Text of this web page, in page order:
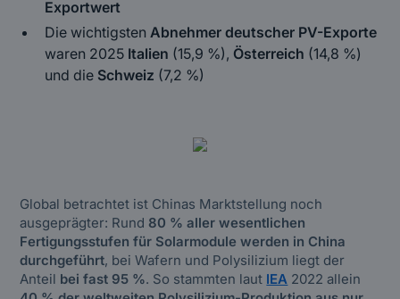
Exportwert
Die wichtigstenAbnehmer deutscher PV-Exporte
waren 2025 Italien (15,9 %), Österreich (14,8 %)
und die Schweiz (7,2 %)
Global betrachtet ist Chinas Marktstellung noch
ausgeprägter: Rund 80 % aller wesentlichen
Fertigungsstufen für Solarmodule werden in China
durchgeführt, bei Wafern und Polysilizium liegt der
Anteil bei fast 95 %. So stammten laut IEA 2022 allein